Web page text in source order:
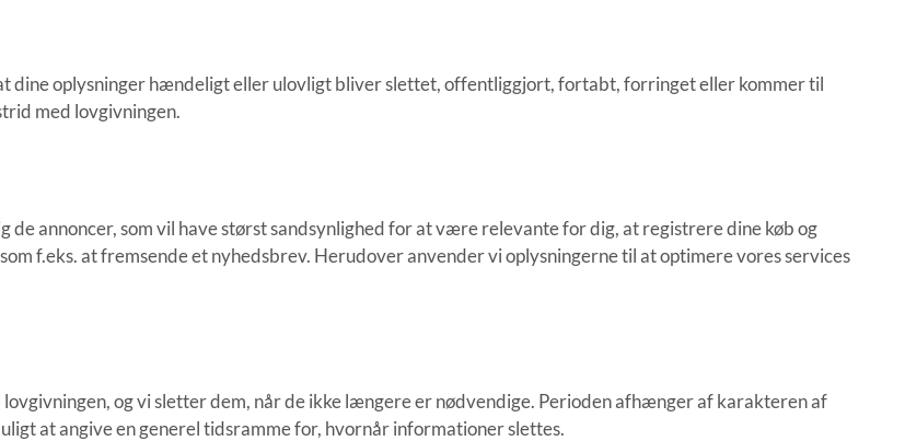
dine oplysninger hændeligt eller ulovligt bliver slettet, offentliggjort, fortabt, forringet eller kommer til
med lovgivningen.
annoncer, som vil have størst sandsynlighed for at være relevante for dig, at registrere dine køb og
f.eks. at fremsende et nyhedsbrev. Herudover anvender vi oplysningerne til at optimere vores services
og vi sletter dem, når de ikke længere er nødvendige. Perioden afhænger af karakteren af
at angive en generel tidsramme for, hvornår informationer slettes.